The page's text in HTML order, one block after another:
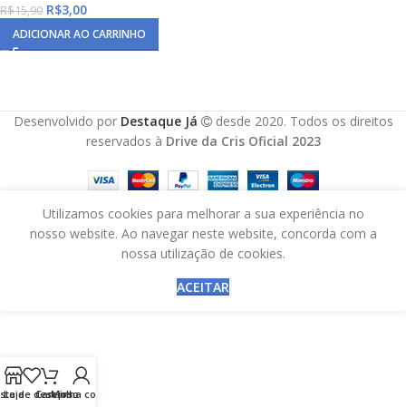
R$15,90 R$3,00
ADICIONAR AO CARRINHO
Desenvolvido por Destaque Já
desde 2020. Todos os direitos
reservados à Drive da Cris Oficial 2023
Utilizamos cookies para melhorar a sua experiência no
nosso website. Ao navegar neste website, concorda com a
nossa utilização de cookies.
ACEITAR
Lojade desejos
Carrinho
Minha conta